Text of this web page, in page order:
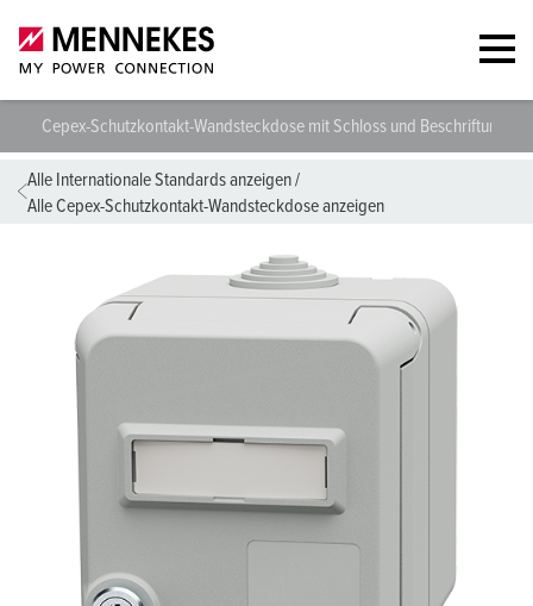
Cepex-Schutzkontakt-Wandsteckdose mit Schloss und
Alle Internationale Standards anzeigen/
Alle Cepex-Schutzkontakt-Wandsteckdose anzeigen